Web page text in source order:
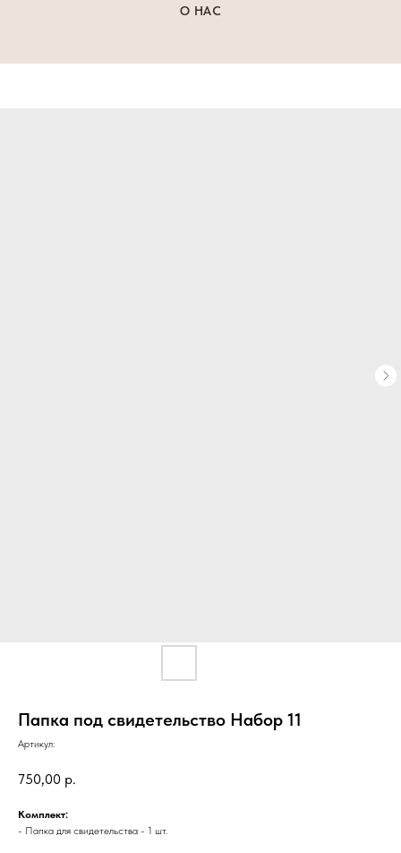
О НАС
Папка под свидетельство Набор 11
Артикул:
750,00 р.
Комплект:
- Папка для свидетельства - 1 шт.